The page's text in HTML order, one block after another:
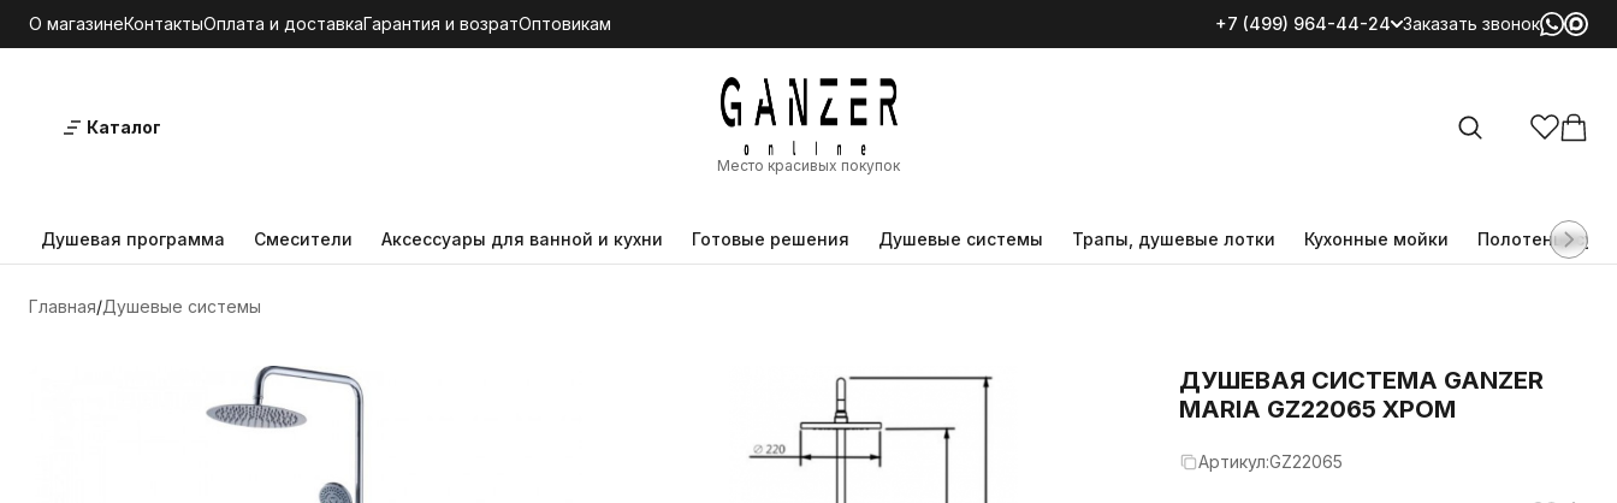
О магазинеКонтактыОплата и доставкаГарантия и возратОптовикам +7 (499) 964-44-24 Заказать звонок
Каталог
Место красивых покупок
Душевая программа Смесители Аксессуары для ванной и кухни Готовые решения Душевые системы Трапы, душевые лотки Кухонные мойки
Главная Душевые системы
ДУШЕВАЯ СИСТЕМА GANZER
MARIA GZ22065 ХРОМ
Артикул:GZ22065